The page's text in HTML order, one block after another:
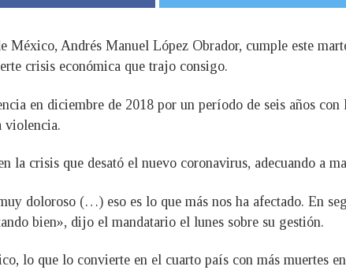
México, Andrés Manuel López Obrador, cumple este
crisis económica que trajo consigo.
en diciembre de 2018 por un período de seis años con
violencia.
la crisis que desató el nuevo coronavirus, adecuando a
doloroso (…) eso es lo que más nos ha afectado. En
bien», dijo el mandatario el lunes sobre su gestión.
lo que lo convierte en el cuarto país con más muertes